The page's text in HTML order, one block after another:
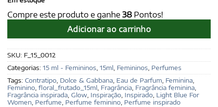
Compre este produto e ganhe 38 Pontos!
Adicionar ao carrinho
SKU: F_15_0012
Categorias: 15 ml - Femininos 15ml Femininos Perfumes
Tags: Contratipo Dolce & Gabbana Eau de Parfum Feminina
Feminino floral_frutado_15ml Fragrância Fragrância feminina
Fragrância inspirada Glow Inspiração Inspirado Light Blue For
Women Perfume Perfume feminino Perfume inspirado